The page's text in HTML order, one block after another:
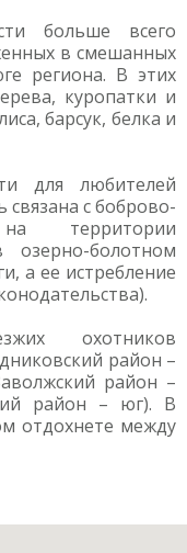
больше всего
в смешанных
региона. В этих
куропатки и
барсук, белка и
для любителей
с боброво-
территории
озерно-болотном
а ее истребление
охотников
район –
район –
район – юг). В
отдохнете между